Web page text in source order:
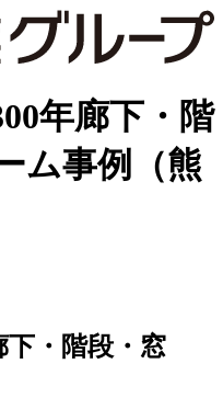
年廊下・階
ム事例（熊
・階段・窓